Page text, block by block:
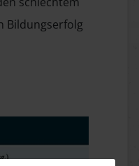
Bildungserfolg